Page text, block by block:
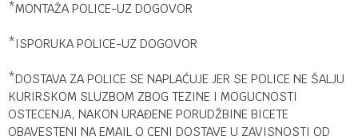
*MONTAŽA POLICE-UZ DOGOVOR
*ISPORUKA POLICE-UZ DOGOVOR
*DOSTAVA ZA POLICE SE NAPLAĆUJE JER SE POLICE NE ŠALJU
KURIRSKOM SLUZBOM ZBOG TEZINE I MOGUCNOSTI
OSTECENJA, NAKON URAĐENE PORUDŽBINE BICETE
OBAVESTENI NA EMAIL O CENI DOSTAVE U ZAVISNOSTI OD